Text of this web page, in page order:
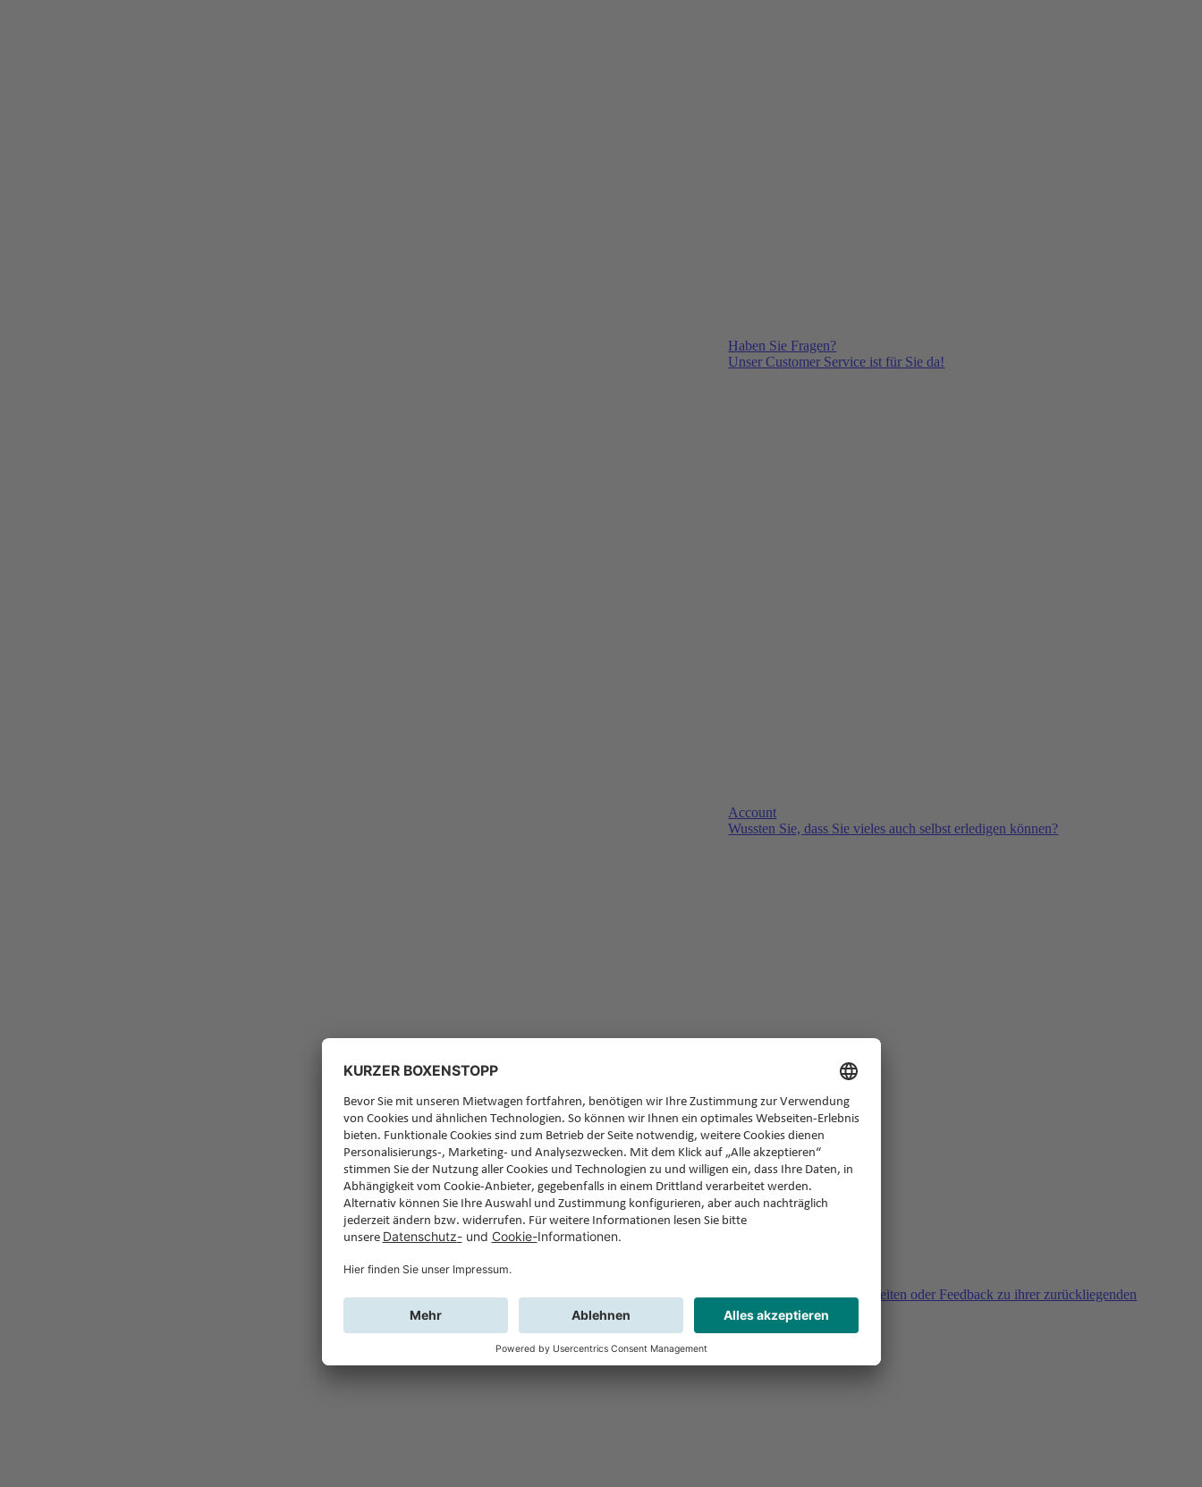
Haben Sie Fragen?
Unser Customer Service ist für Sie da!
Account
Wussten Sie, dass Sie vieles auch selbst erledigen können?
Sie haben Fragen, Unklarheiten oder Feedback zu ihrer zurückliegenden
Buchung?